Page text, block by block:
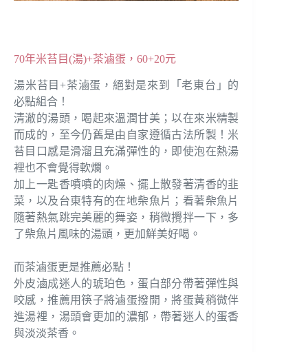
70年米苔目(湯)+茶滷蛋，60+20元
湯米苔目+茶滷蛋，絕對是來到「老東台」的
必點組合！
清澈的湯頭，喝起來溫潤甘美；以在來米精製
⽽成的，至今仍舊是由⾃家遵循古法所製！米
苔目口感是滑溜且充滿彈性的，即使泡在熱湯
裡也不會覺得軟爛。
加上一匙香噴噴的肉燥、擺上散發著清香的韭
菜，以及台東特有的在地柴魚片；看著柴魚片
隨著熱氣跳完美麗的舞姿，稍微攪拌一下，多
了柴魚片風味的湯頭，更加鮮美好喝。
而茶滷蛋更是推薦必點！
外皮滷成迷人的琥珀色，蛋白部分帶著彈性與
咬感，推薦用筷子將滷蛋撥開，將蛋黃稍微伴
進湯裡，湯頭會更加的濃郁，帶著迷人的蛋香
與淡淡茶香。